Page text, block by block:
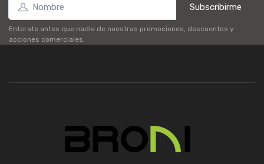
Subscribirme
Enterate antes que nadie de nuestras promociones, descuentos y
acciones comerciales.